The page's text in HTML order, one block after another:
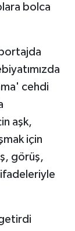
bolca
cehdi
aşk,
için
görüş,